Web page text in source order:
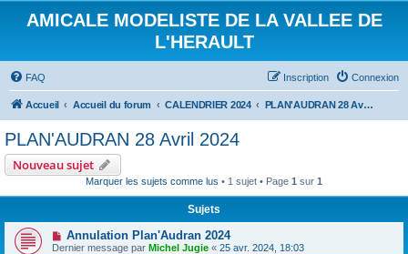
AMICALE MODELISTE DE LA VALLEE DE
L'HERAULT
FAQ Connexion
Inscription
Accueil Accueil du forum CALENDRIER 2024 PLAN'AUDRAN 28 Avril 2024
PLAN'AUDRAN 28 Avril 2024
Nouveau sujet
Marquer les sujets comme lus • 1 sujet • Page 1 sur 1
Sujets
Annulation Plan'Audran 2024
Dernier message par Michel Jugie « 25 avr. 2024, 18:03